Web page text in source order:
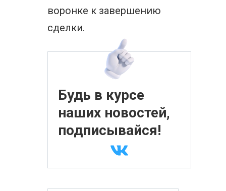
воронке к завершению
сделки.
Будь в курсе
наших новостей,
подписывайся!